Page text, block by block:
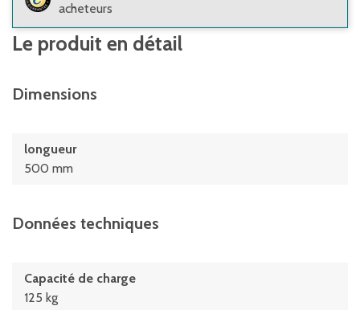
acheteurs
Le produit en détail
Dimensions
longueur
500 mm
Données techniques
Capacité de charge
125 kg